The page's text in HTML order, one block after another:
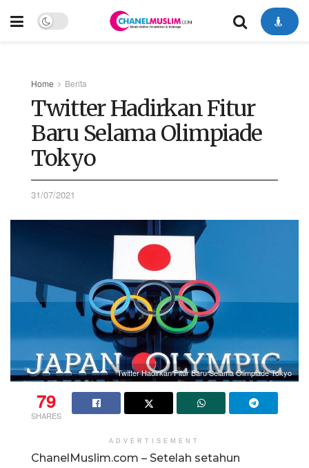
Home Berita
Twitter Hadirkan Fitur
Baru Selama Olimpiade
Tokyo
31/07/2021
Twitter Hadirkan Fitur Baru Selama Olimpiade Tokyo
79
SHARES
ADVERTISEMENT
ChanelMuslim.com – Setelah setahun